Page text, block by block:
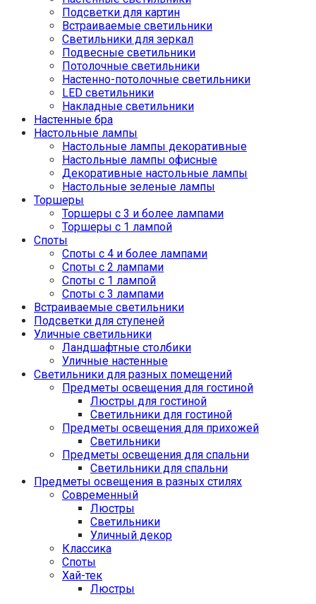
Подсветки для картин
Встраиваемые светильники
Светильники для зеркал
Подвесные светильники
Потолочные светильники
Настенно-потолочные светильники
LED светильники
Накладные светильники
Настенные бра
Настольные лампы
Настольные лампы декоративные
Настольные лампы офисные
Декоративные настольные лампы
Настольные зеленые лампы
Торшеры
Торшеры с 3 и более лампами
Торшеры с 1 лампой
Споты
Споты с 4 и более лампами
Споты с 2 лампами
Споты с 1 лампой
Споты с 3 лампами
Встраиваемые светильники
Подсветки для ступеней
Уличные светильники
Ландшафтные столбики
Уличные настенные
Светильники для разных помещений
Предметы освещения для гостиной
Люстры для гостиной
Светильники для гостиной
Предметы освещения для прихожей
Светильники
Предметы освещения для спальни
Светильники для спальни
Предметы освещения в разных стилях
Cовременный
Люстры
Светильники
Уличный декор
Классика
Споты
Хай-тек
Люстры